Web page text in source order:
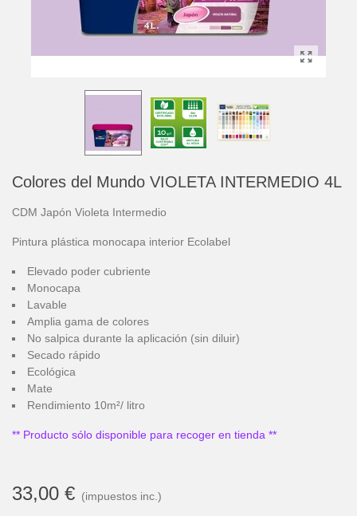
Colores del Mundo VIOLETA INTERMEDIO 4L
CDM Japón Violeta Intermedio
Pintura plástica monocapa interior Ecolabel
Elevado poder cubriente
Monocapa
Lavable
Amplia gama de colores
No salpica durante la aplicación (sin diluir)
Secado rápido
Ecológica
Mate
Rendimiento 10m²/ litro
** Producto sólo disponible para recoger en tienda **
33,00 € (impuestos inc.)